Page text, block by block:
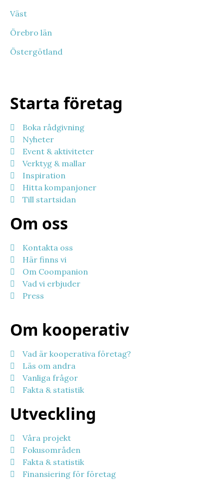
Väst
Örebro län
Östergötland
Starta företag
Boka rådgivning
Nyheter
Event & aktiviteter
Verktyg & mallar
Inspiration
Hitta kompanjoner
Till startsidan
Om oss
Kontakta oss
Här finns vi
Om Coompanion
Vad vi erbjuder
Press
Om kooperativ
Vad är kooperativa företag?
Läs om andra
Vanliga frågor
Fakta & statistik
Utveckling
Våra projekt
Fokusområden
Fakta & statistik
Finansiering för företag